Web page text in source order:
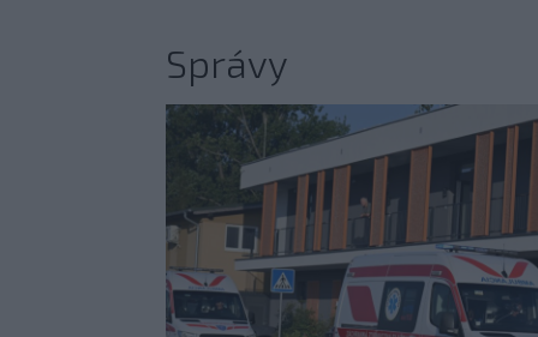
Správy